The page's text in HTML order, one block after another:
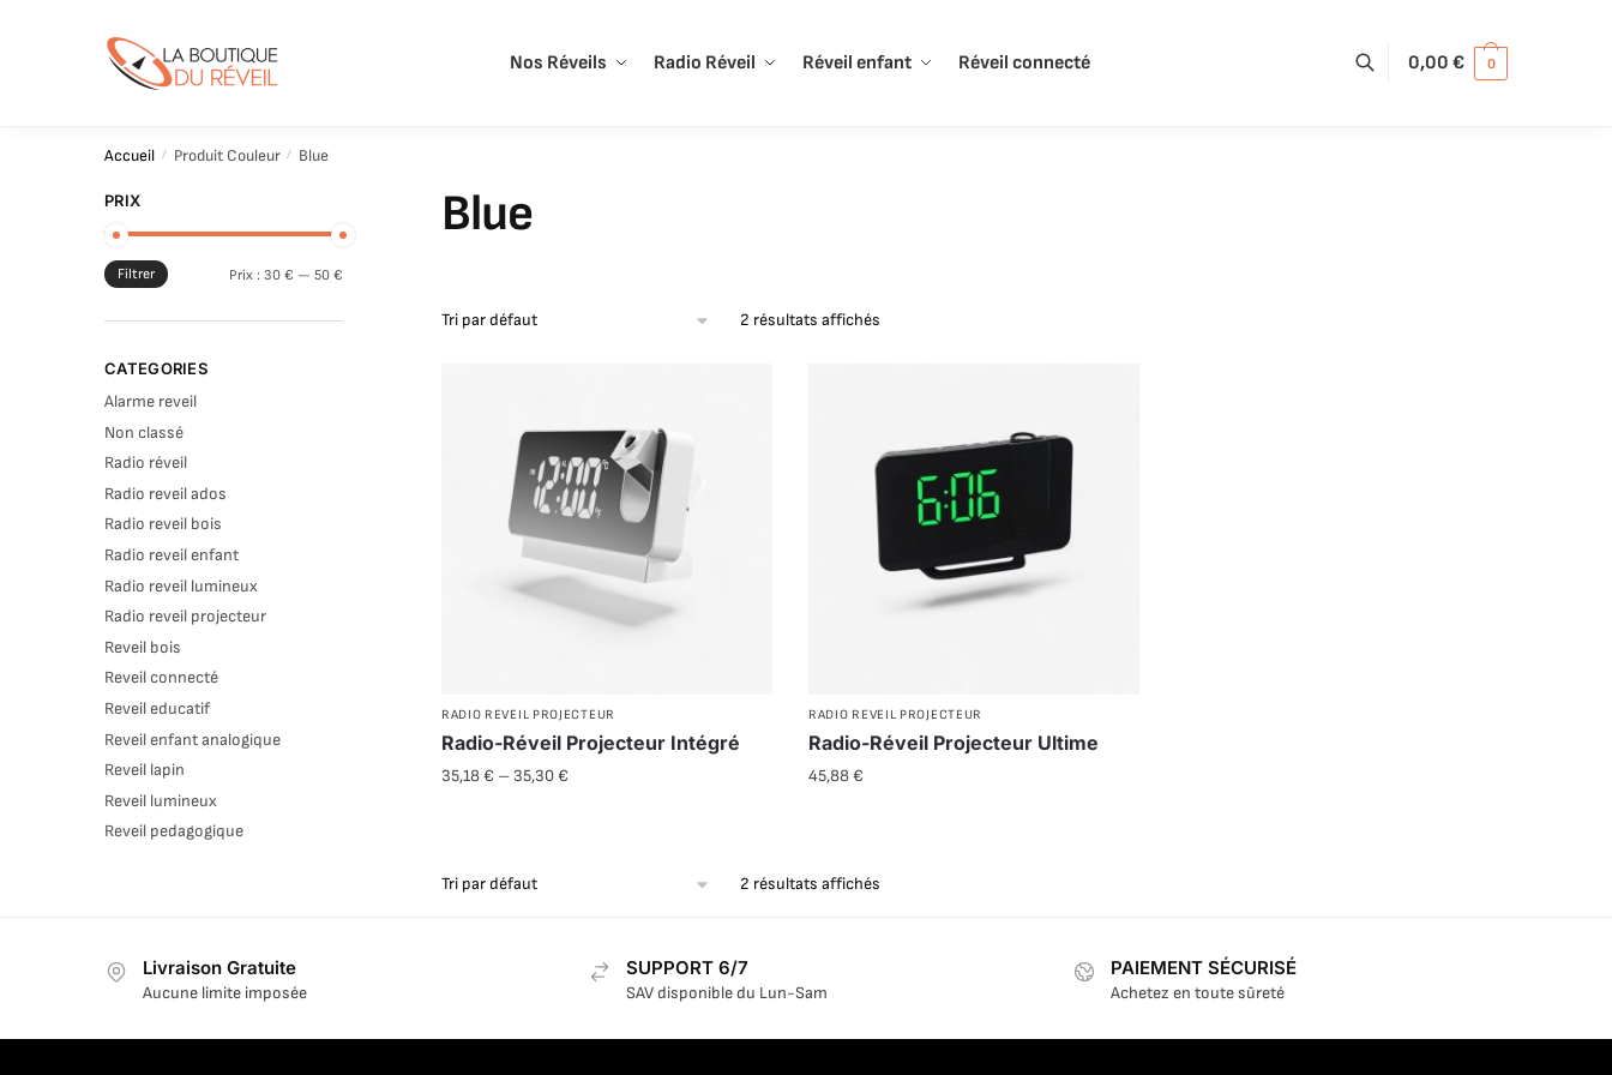
Nos Réveils Radio Réveil Réveil enfant Réveil connecté 0,00 € 0
Accueil / Produit Couleur / Blue
Blue
2 résultats affichés
RADIO REVEIL PROJECTEUR
Radio-Réveil Projecteur Intégré
35,18€ – 35,30€
RADIO REVEIL PROJECTEUR
Radio-Réveil Projecteur Ultime
45,88€
2 résultats affichés
PRIX
Filtrer Prix : 30 € — 50 €
CATEGORIES
Alarme reveil
Non classé
Radio réveil
Radio reveil ados
Radio reveil bois
Radio reveil enfant
Radio reveil lumineux
Radio reveil projecteur
Reveil bois
Reveil connecté
Reveil educatif
Reveil enfant analogique
Reveil lapin
Reveil lumineux
Reveil pedagogique
Livraison Gratuite
Aucune limite imposée
SUPPORT 6/7
SAV disponible du Lun-Sam
PAIEMENT SÉCURISÉ
Achetez en toute sûreté